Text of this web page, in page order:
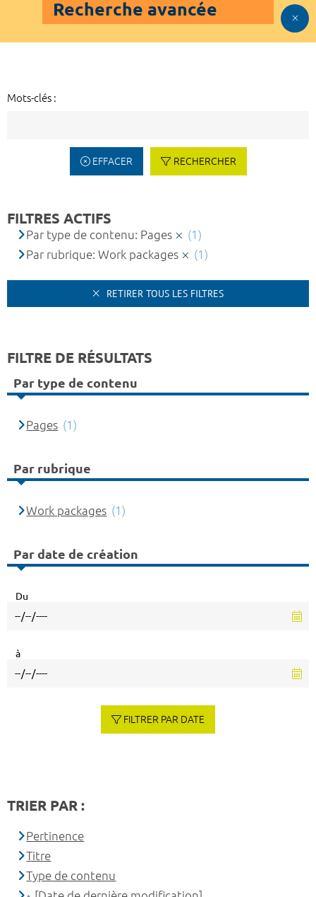
Recherche avancée
Mots-clés :
EFFACER RECHERCHER
FILTRES ACTIFS
Par type de contenu: Pages
(1)
Par rubrique: Work packages
(1)
RETIRER TOUS LES FILTRES
FILTRE DE RÉSULTATS
Par type de contenu
Pages (1)
Par rubrique
Work packages (1)
Par date de création
Du
à
FILTRER PAR DATE
TRIER PAR :
Pertinence
Titre
Type de contenu